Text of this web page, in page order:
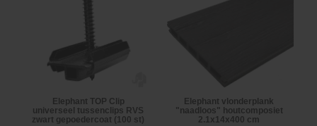
Elephant TOP Clip
universeel tussenclips RVS
zwart gepoedercoat (100 st)
Elephant vlonderplank
"naadloos" houtcomposiet
2.1x14x400 cm